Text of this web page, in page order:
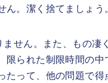
。潔く捨てましょう。
せん。また、もの
られた制限時間の
って、他の問題で得